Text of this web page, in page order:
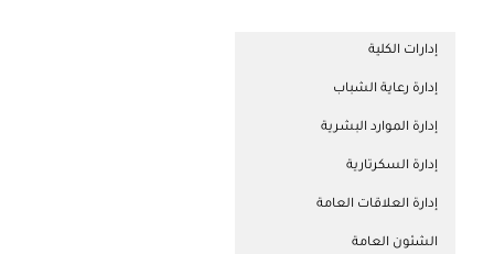
إدارات الكلية
إدارة رعاية الشباب
إدارة الموارد البشرية
إدارة السكرتارية
إدارة العلاقات العامة
الشئون العامة